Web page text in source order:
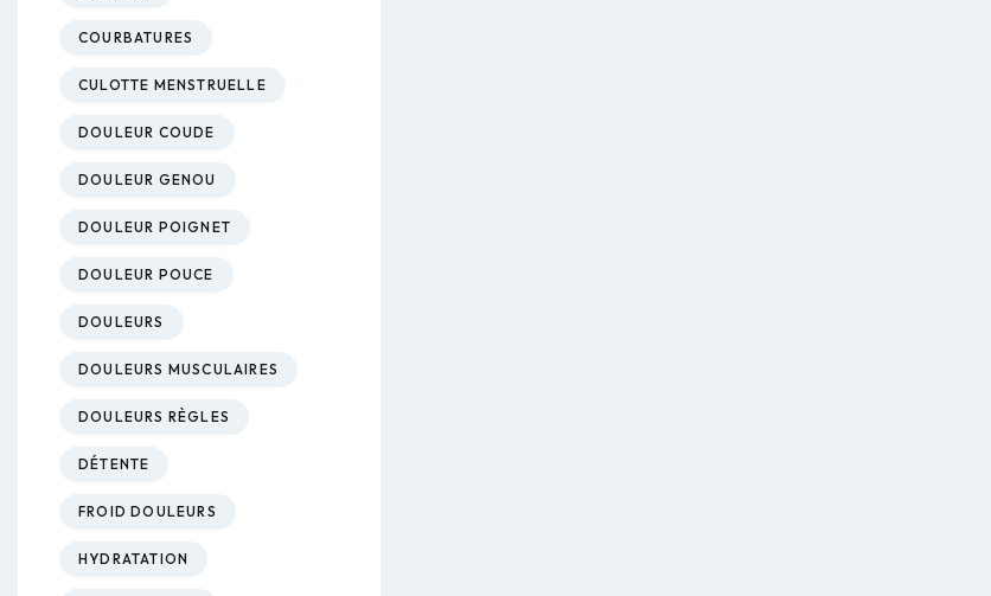
COURBATURES
CULOTTE MENSTRUELLE
DOULEUR COUDE
DOULEUR GENOU
DOULEUR POIGNET
DOULEUR POUCE
DOULEURS
DOULEURS MUSCULAIRES
DOULEURS RÈGLES
DÉTENTE
FROID DOULEURS
HYDRATATION